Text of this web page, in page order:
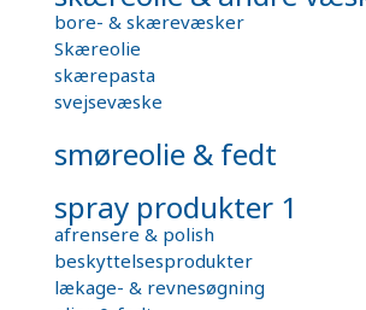
bore- & skærevæsker
Skæreolie
skærepasta
svejsevæske
smøreolie & fedt
spray produkter 1
afrensere & polish
beskyttelsesprodukter
lækage- & revnesøgning